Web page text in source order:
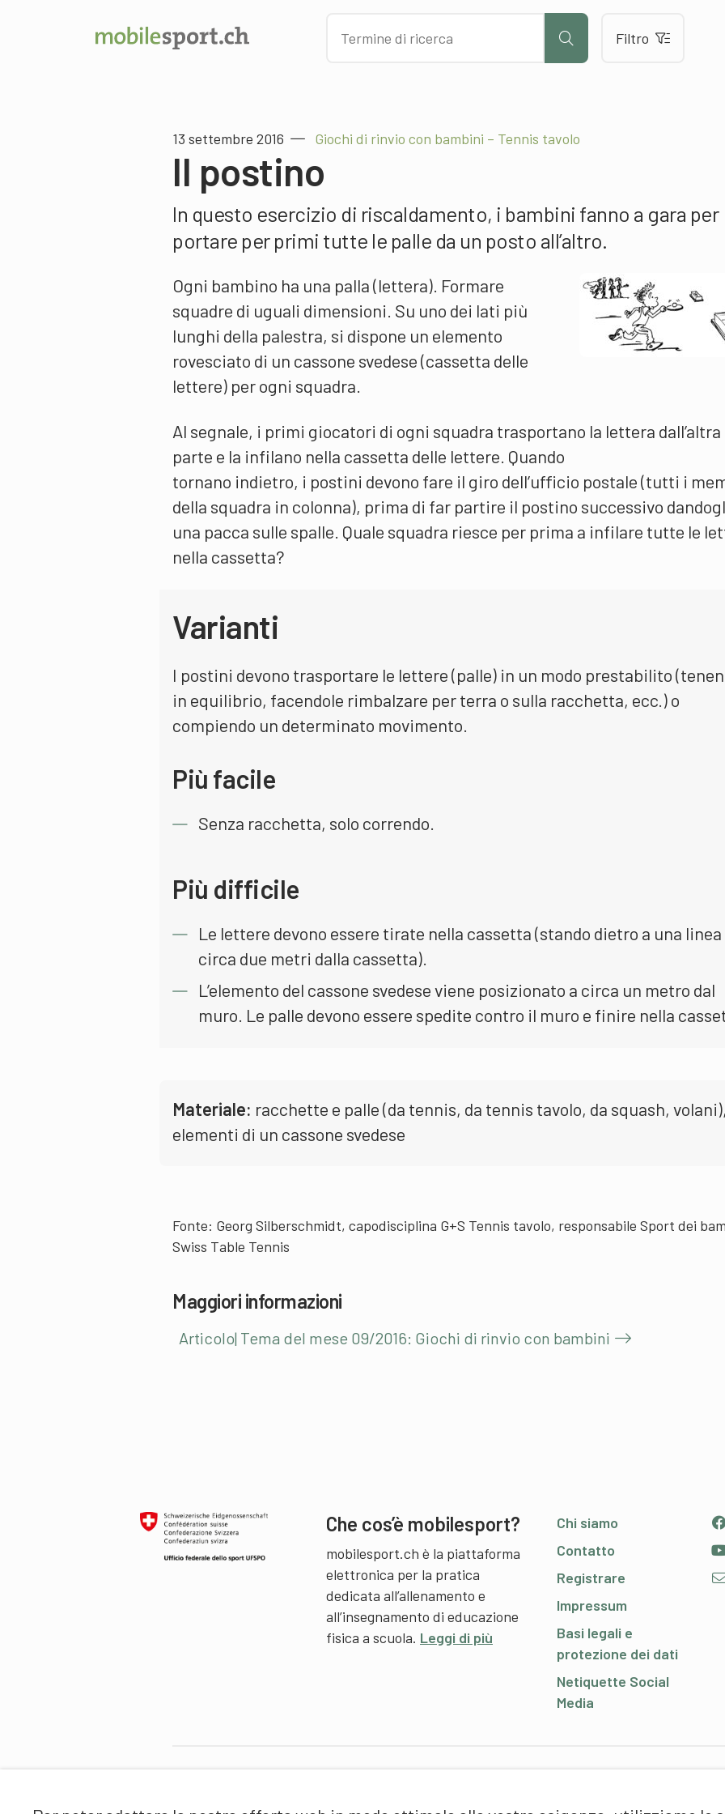
Filtro
13 settembre 2016 Giochi di rinvio con bambini – Tennis tavolo
Il postino
In questo esercizio di riscaldamento, i bambini fanno a gara per
portare per primi tutte le palle da un posto all’altro.
Ogni bambino ha una palla (lettera). Formare
squadre di uguali dimensioni. Su uno dei lati più
lunghi della palestra, si dispone un elemento
rovesciato di un cassone svedese (cassetta delle
lettere) per ogni squadra.
Al segnale, i primi giocatori di ogni squadra trasportano la lettera dall’altra
parte e la infilano nella cassetta delle lettere. Quando
tornano indietro, i postini devono fare il giro dell’ufficio postale (tutti i
della squadra in colonna), prima di far partire il postino successivo
una pacca sulle spalle. Quale squadra riesce per prima a infilare tutte le
nella cassetta?
Varianti
I postini devono trasportare le lettere (palle) in un modo prestabilito
in equilibrio, facendole rimbalzare per terra o sulla racchetta, ecc.) o
compiendo un determinato movimento.
Più facile
Senza racchetta, solo correndo.
Più difficile
Le lettere devono essere tirate nella cassetta (stando dietro a una linea
circa due metri dalla cassetta).
L’elemento del cassone svedese viene posizionato a circa un metro dal
muro. Le palle devono essere spedite contro il muro e finire nella
Materiale: racchette e palle (da tennis, da tennis tavolo, da squash, volani),
elementi di un cassone svedese
Fonte: Georg Silberschmidt, capodisciplina G+S Tennis tavolo, responsabile Sport dei
Swiss Table Tennis
Maggiori informazioni
Articolo| Tema del mese 09/2016: Giochi di rinvio con bambini
Che cos’è mobilesport?
mobilesport.ch è la piattaforma
elettronica per la pratica
dedicata all’allenamento e
all’insegnamento di educazione
fisica a scuola. Leggi di più
Chi siamo
Contatto
Registrare
Impressum
Basi legali e
protezione dei dati
Netiquette Social
Media